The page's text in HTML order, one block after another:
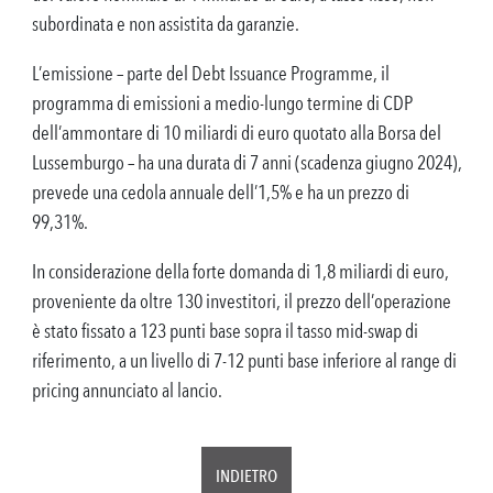
subordinata e non assistita da garanzie.
L’emissione – parte del Debt Issuance Programme, il
programma di emissioni a medio-lungo termine di CDP
dell’ammontare di 10 miliardi di euro quotato alla Borsa del
Lussemburgo – ha una durata di 7 anni (scadenza giugno 2024),
prevede una cedola annuale dell’1,5% e ha un prezzo di
99,31%.
In considerazione della forte domanda di 1,8 miliardi di euro,
proveniente da oltre 130 investitori, il prezzo dell’operazione
è stato fissato a 123 punti base sopra il tasso mid-swap di
riferimento, a un livello di 7-12 punti base inferiore al range di
pricing annunciato al lancio.
INDIETRO